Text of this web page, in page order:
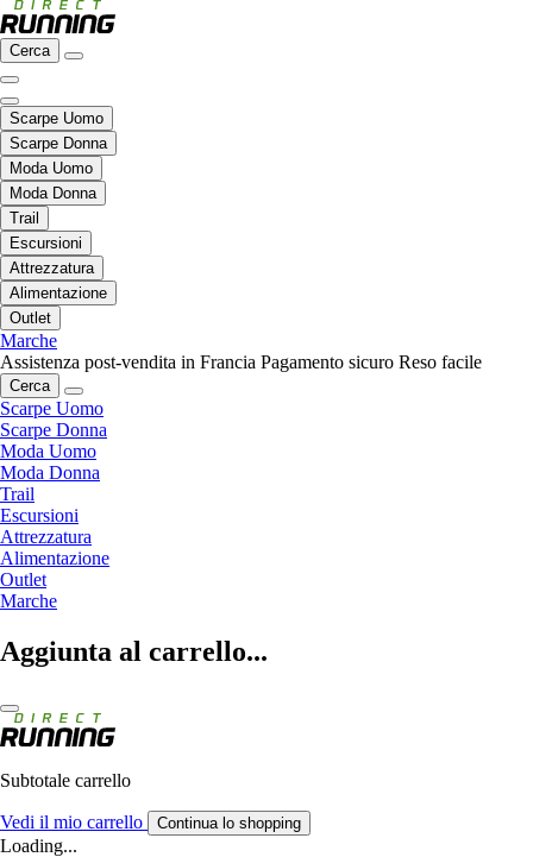
Cerca
Scarpe Uomo
Scarpe Donna
Moda Uomo
Moda Donna
Trail
Escursioni
Attrezzatura
Alimentazione
Outlet
Marche
Assistenza post-vendita in Francia Pagamento sicuro Reso facile
Cerca
Scarpe Uomo
Scarpe Donna
Moda Uomo
Moda Donna
Trail
Escursioni
Attrezzatura
Alimentazione
Outlet
Marche
Aggiunta al carrello...
Subtotale carrello
Vedi il mio carrello Continua lo shopping
Loading...